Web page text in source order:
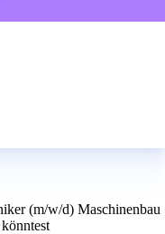
(m/w/d) Maschinenbau